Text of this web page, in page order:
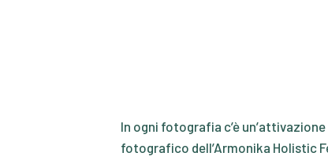
In ogni fotografia c’è
fotografico dell’Armonika Holistic